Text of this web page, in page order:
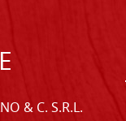
& C. S.R.L.